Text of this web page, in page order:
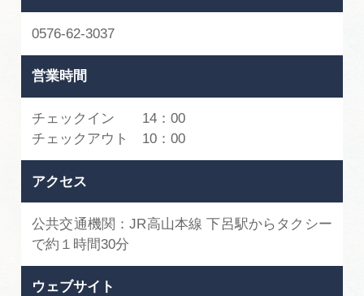
0576-62-3037
営業時間
チェックイン 14：00
チェックアウト 10：00
アクセス
公共交通機関：JR高山本線 下呂駅からタクシー
で約１時間30分
ウェブサイト